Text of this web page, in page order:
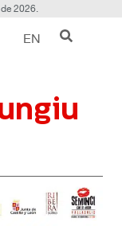
2026.
EN